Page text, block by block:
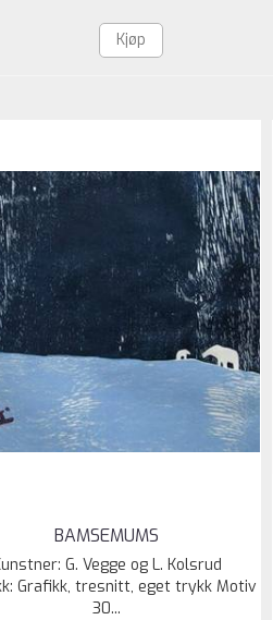
Kjøp
BAMSEMUMS
G. Vegge og L. Kolsrud
Grafikk, tresnitt, eget trykk Motiv
30...